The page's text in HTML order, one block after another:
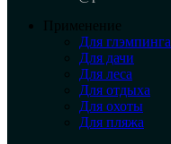
Применение
Для глэмпинга
Для дачи
Для леса
Для отдыха
Для охоты
Для пляжа